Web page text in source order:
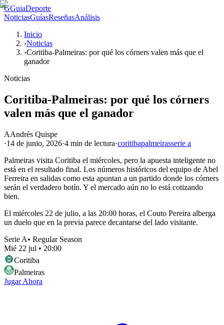
GGuiaDeporte
NoticiasGuíasReseñasAnálisis
Inicio
›Noticias
›Coritiba-Palmeiras: por qué los córners valen más que el
ganador
Noticias
Coritiba-Palmeiras: por qué los córners
valen más que el ganador
AAndrés Quispe
·14 de junio, 2026·4 min de lectura·coritibapalmeirasserie a
Palmeiras visita Coritiba el miércoles, pero la apuesta inteligente no
está en el resultado final. Los números históricos del equipo de Abel
Ferreira en salidas como esta apuntan a un partido donde los córners
serán el verdadero botín. Y el mercado aún no lo está cotizando
bien.
El miércoles 22 de julio, a las 20:00 horas, el Couto Pereira alberga
un duelo que en la previa parece decantarse del lado visitante.
Serie A• Regular Season
Mié 22 jul • 20:00
Coritiba
Palmeiras
Jugar Ahora